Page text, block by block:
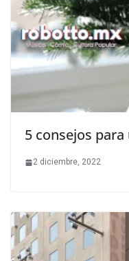
5 consejos
2 diciembre, 2022